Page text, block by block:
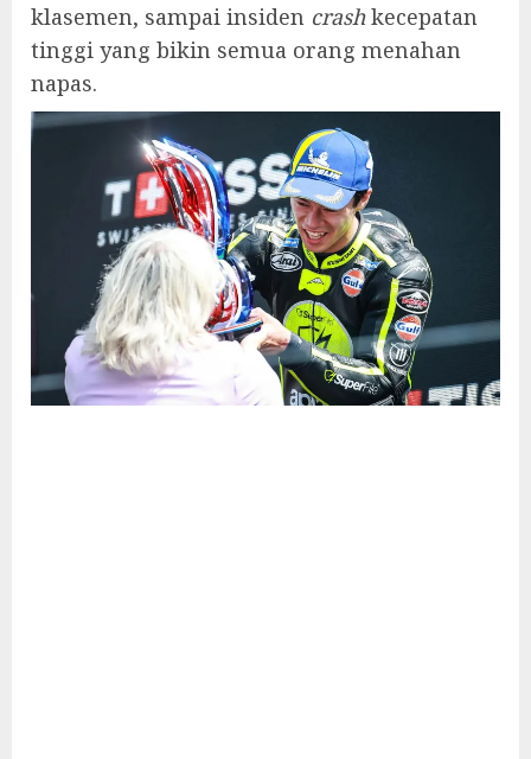
klasemen, sampai insiden crashkecepatan
tinggi yang bikin semua orang menahan
napas.